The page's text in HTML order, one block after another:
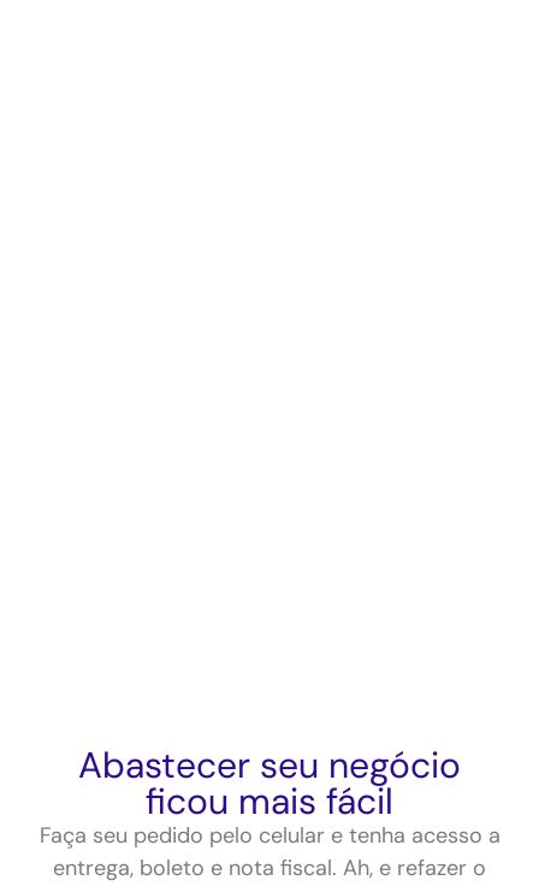
Abastecer seu negócio
ficou mais fácil
Faça seu pedido pelo celular e tenha acesso a
entrega, boleto e nota fiscal. Ah, e refazer o